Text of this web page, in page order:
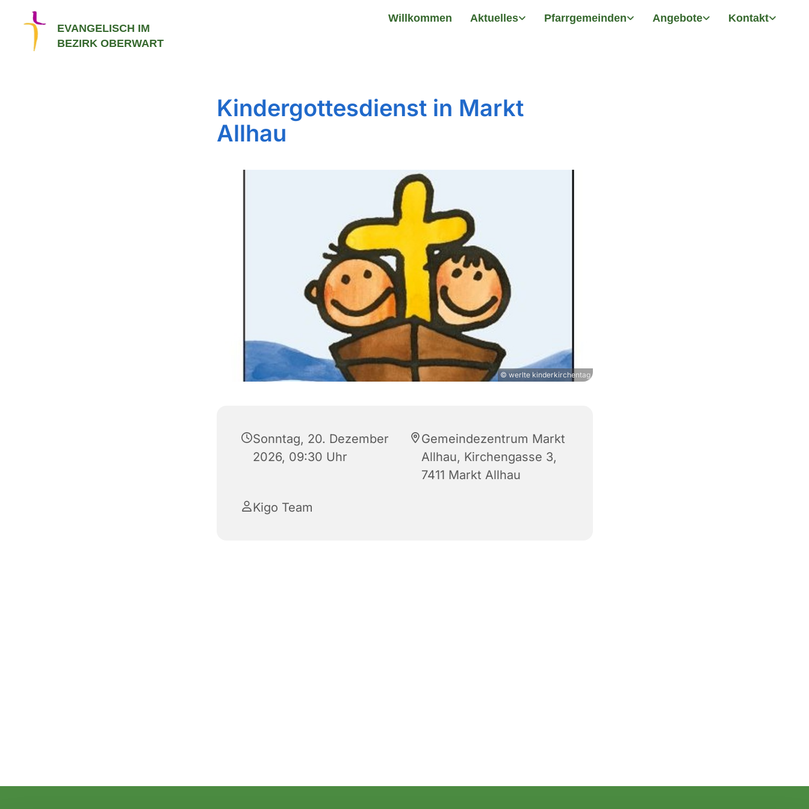
EVANGELISCH IM
BEZIRK OBERWART
Willkommen Aktuelles Pfarrgemeinden Angebote Kontakt
Kindergottesdienst in Markt
Allhau
© werlte kinderkirchentag
Sonntag, 20. Dezember
2026, 09:30 Uhr
Gemeindezentrum Markt
Allhau, Kirchengasse 3,
7411 Markt Allhau
Kigo Team